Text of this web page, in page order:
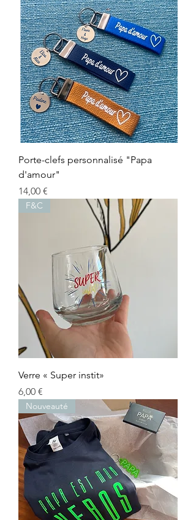
Porte-clefs personnalisé "Papa
d'amour"
Prix
14,00 €
F&C
Verre « Super instit»
Prix
6,00 €
Nouveauté